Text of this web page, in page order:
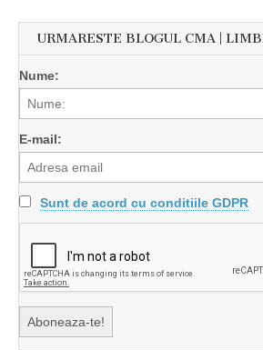
URMARESTE BLOGUL CMA |
Nume:
E-mail:
Sunt de acord cu conditiile GDPR